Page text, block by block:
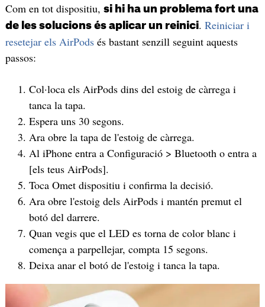
Com en tot dispositiu, si hi ha un problema fort una
de les solucions és aplicar un reinici. Reiniciar i
resetejar els AirPodsés bastant senzill seguint aquests
passos:
Col·loca els AirPods dins del estoig de càrrega i
tanca la tapa.
Espera uns 30 segons.
Ara obre la tapa de l'estoig de càrrega.
Al iPhone entra a Configuració > Bluetooth o entra a
[els teus AirPods].
Toca Omet dispositiu i confirma la decisió.
Ara obre l'estoig dels AirPods i mantén premut el
botó del darrere.
Quan vegis que el LED es torna de color blanc i
comença a parpellejar, compta 15 segons.
Deixa anar el botó de l'estoig i tanca la tapa.